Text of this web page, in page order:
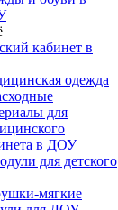
кабинет в
одежда
для
в ДОУ
для детского
мягкие